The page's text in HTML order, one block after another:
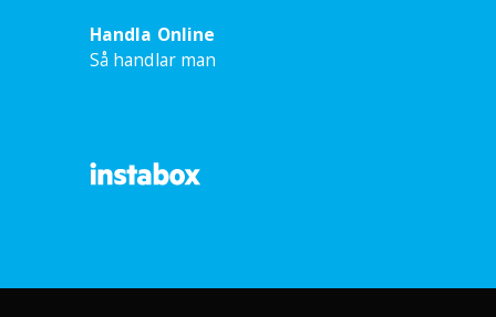
Handla Online
Så handlar man